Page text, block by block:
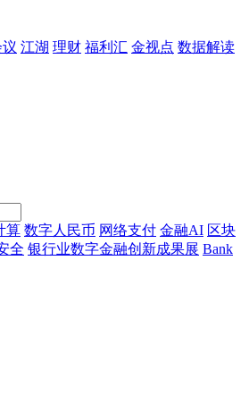
江湖 理财 福利汇 金视点 数据解读
算 数字人民币 网络支付 金融AI 区块
全 银行业数字金融创新成果展 Bank